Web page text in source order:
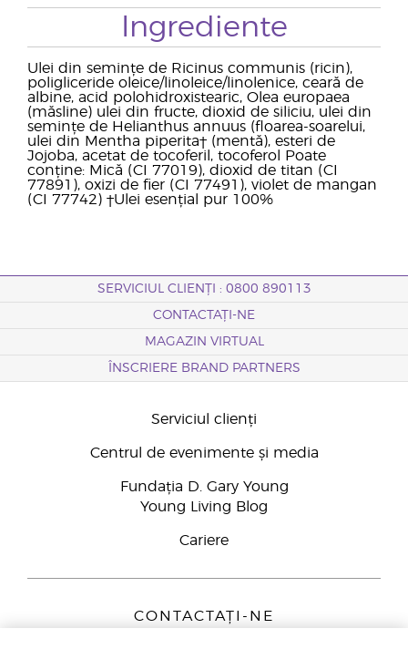
Ingrediente
Ulei din semințe de Ricinus communis (ricin),
poligliceride oleice/linoleice/linolenice, ceară de
albine, acid polohidroxistearic, Olea europaea
(măsline) ulei din fructe, dioxid de siliciu, ulei din
semințe de Helianthus annuus (floarea-soarelui,
ulei din Mentha piperita† (mentă), esteri de
Jojoba, acetat de tocoferil, tocoferol Poate
conține: Mică (CI 77019), dioxid de titan (CI
77891), oxizi de fier (CI 77491), violet de mangan
(CI 77742) †Ulei esențial pur 100%
SERVICIUL CLIENȚI : 0800 890113
CONTACTAȚI-NE
MAGAZIN VIRTUAL
ÎNSCRIERE BRAND PARTNERS
Serviciul clienți
Centrul de evenimente și media
Fundația D. Gary Young
Young Living Blog
Cariere
CONTACTAȚI-NE